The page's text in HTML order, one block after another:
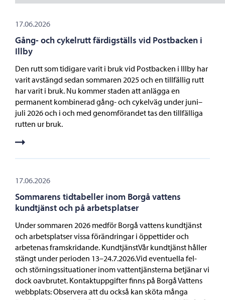
17.06.2026
Gång- och cykelrutt färdigställs vid Postbacken i
Illby
Den rutt som tidigare varit i bruk vid Postbacken i Illby har
varit avstängd sedan sommaren 2025 och en tillfällig rutt
har varit i bruk. Nu kommer staden att anlägga en
permanent kombinerad gång- och cykelväg under juni–
juli 2026 och i och med genomförandet tas den tillfälliga
rutten ur bruk.
17.06.2026
Sommarens tidtabeller inom Borgå vattens
kundtjänst och på arbetsplatser
Under sommaren 2026 medför Borgå vattens kundtjänst
och arbetsplatser vissa förändringar i öppettider och
arbetenas framskridande. KundtjänstVår kundtjänst håller
stängt under perioden 13–24.7.2026.Vid eventuella fel-
och störningssituationer inom vattentjänsterna betjänar vi
dock oavbrutet. Kontaktuppgifter finns på Borgå Vattens
webbplats: Observera att du också kan sköta många